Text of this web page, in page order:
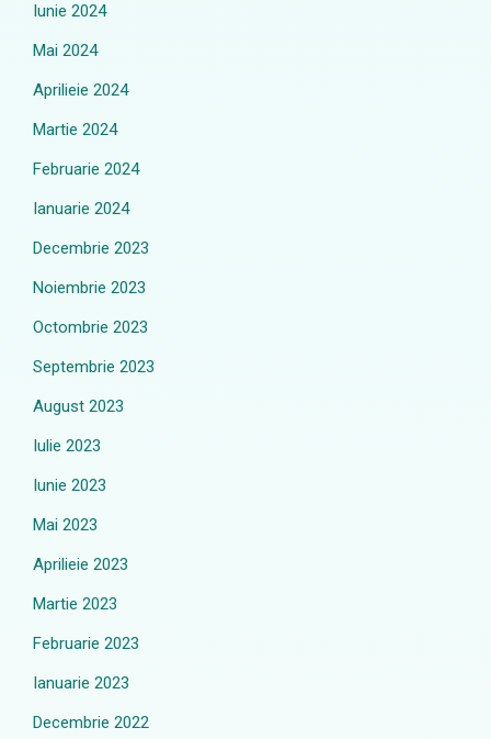
Iunie 2024
Mai 2024
Aprilieie 2024
Martie 2024
Februarie 2024
Ianuarie 2024
Decembrie 2023
Noiembrie 2023
Octombrie 2023
Septembrie 2023
August 2023
Iulie 2023
Iunie 2023
Mai 2023
Aprilieie 2023
Martie 2023
Februarie 2023
Ianuarie 2023
Decembrie 2022